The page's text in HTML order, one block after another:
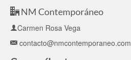
NM Contemporáneo
Carmen Rosa Vega
contacto@nmcontemporaneo.com